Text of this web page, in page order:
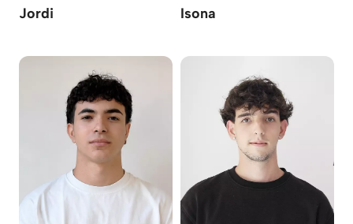
Jordi Isona